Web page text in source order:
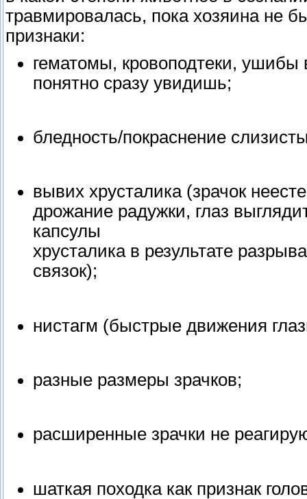
травмировалась, пока хозяина не
признаки:
гематомы, кровоподтеки,
понятно сразу увидишь;
бледность/покраснение
вывих хрусталика (зрачок
дрожание радужки, глаз
капсулы
хрусталика в результате
связок);
нистагм (быстрые движения
разные размеры зрачков;
расширенные зрачки не
шаткая походка как признак